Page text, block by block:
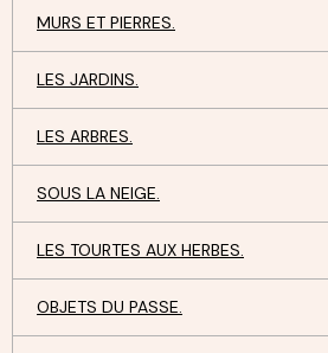
MURS ET PIERRES.
LES JARDINS.
LES ARBRES.
SOUS LA NEIGE.
LES TOURTES AUX HERBES.
OBJETS DU PASSE.